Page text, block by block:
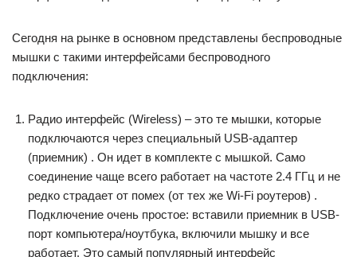
Сегодня на рынке в основном представлены беспроводные
мышки с такими интерфейсами беспроводного
подключения:
Радио интерфейс (Wireless) – это те мышки, которые
подключаются через специальный USB-адаптер
(приемник) . Он идет в комплекте с мышкой. Само
соединение чаще всего работает на частоте 2.4 ГГц и не
редко страдает от помех (от тех же Wi-Fi роутеров) .
Подключение очень простое: вставили приемник в USB-
порт компьютера/ноутбука, включили мышку и все
работает. Это самый популярный интерфейс